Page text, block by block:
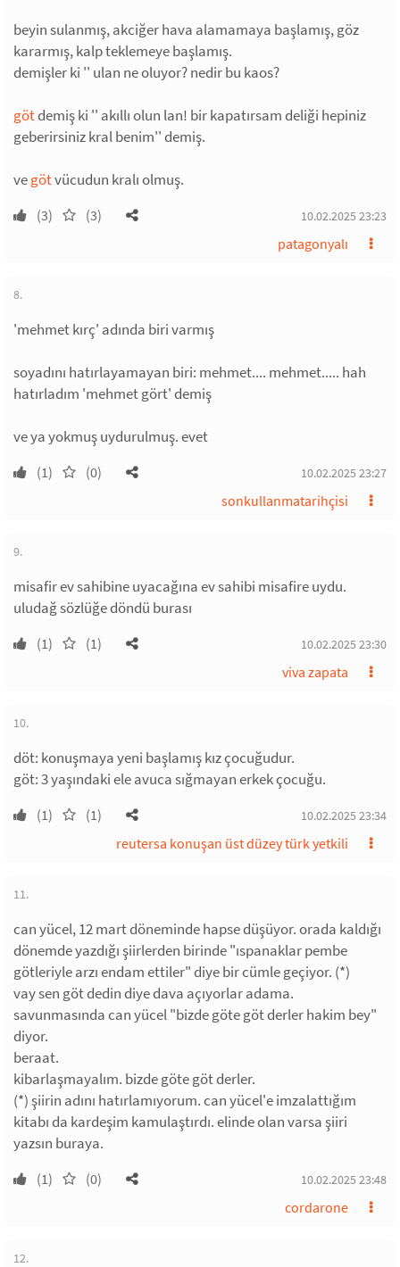
beyin sulanmış, akciğer hava alamamaya başlamış, göz
kararmış, kalp teklemeye başlamış.
demişler ki '' ulan ne oluyor? nedir bu kaos?
götdemiş ki '' akıllı olun lan! bir kapatırsam deliği hepiniz
geberirsiniz kral benim'' demiş.
vegötvücudun kralı olmuş.
(3) (3) 10.02.2025 23:23
patagonyalı
8.
'mehmet kırç' adında biri varmış
soyadını hatırlayamayan biri: mehmet.... mehmet..... hah
hatırladım 'mehmet gört' demiş
ve ya yokmuş uydurulmuş. evet
(1) (0) 10.02.2025 23:27
sonkullanmatarihçisi
9.
misafir ev sahibine uyacağına ev sahibi misafire uydu.
uludağ sözlüğe döndü burası
(1) (1) 10.02.2025 23:30
viva zapata
10.
döt: konuşmaya yeni başlamış kız çocuğudur.
göt: 3 yaşındaki ele avuca sığmayan erkek çocuğu.
(1) (1) 10.02.2025 23:34
reutersa konuşan üst düzey türk yetkili
11.
can yücel, 12 mart döneminde hapse düşüyor. orada kaldığı
dönemde yazdığı şiirlerden birinde "ıspanaklar pembe
götleriyle arzı endam ettiler" diye bir cümle geçiyor. (*)
vay sen göt dedin diye dava açıyorlar adama.
savunmasında can yücel "bizde göte göt derler hakim bey"
diyor.
beraat.
kibarlaşmayalım. bizde göte göt derler.
(*) şiirin adını hatırlamıyorum. can yücel'e imzalattığım
kitabı da kardeşim kamulaştırdı. elinde olan varsa şiiri
yazsın buraya.
(1) (0) 10.02.2025 23:48
cordarone
12.